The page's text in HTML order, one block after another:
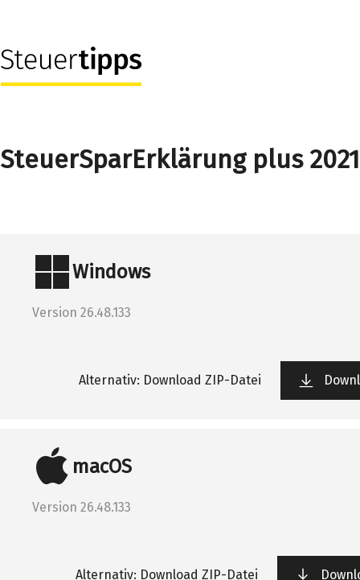
SteuerSparErklärung plus 2021
Windows
Version 26.48.133
Alternativ: Download ZIP-Datei
macOS
Version 26.48.133
Alternativ: Download ZIP-Datei